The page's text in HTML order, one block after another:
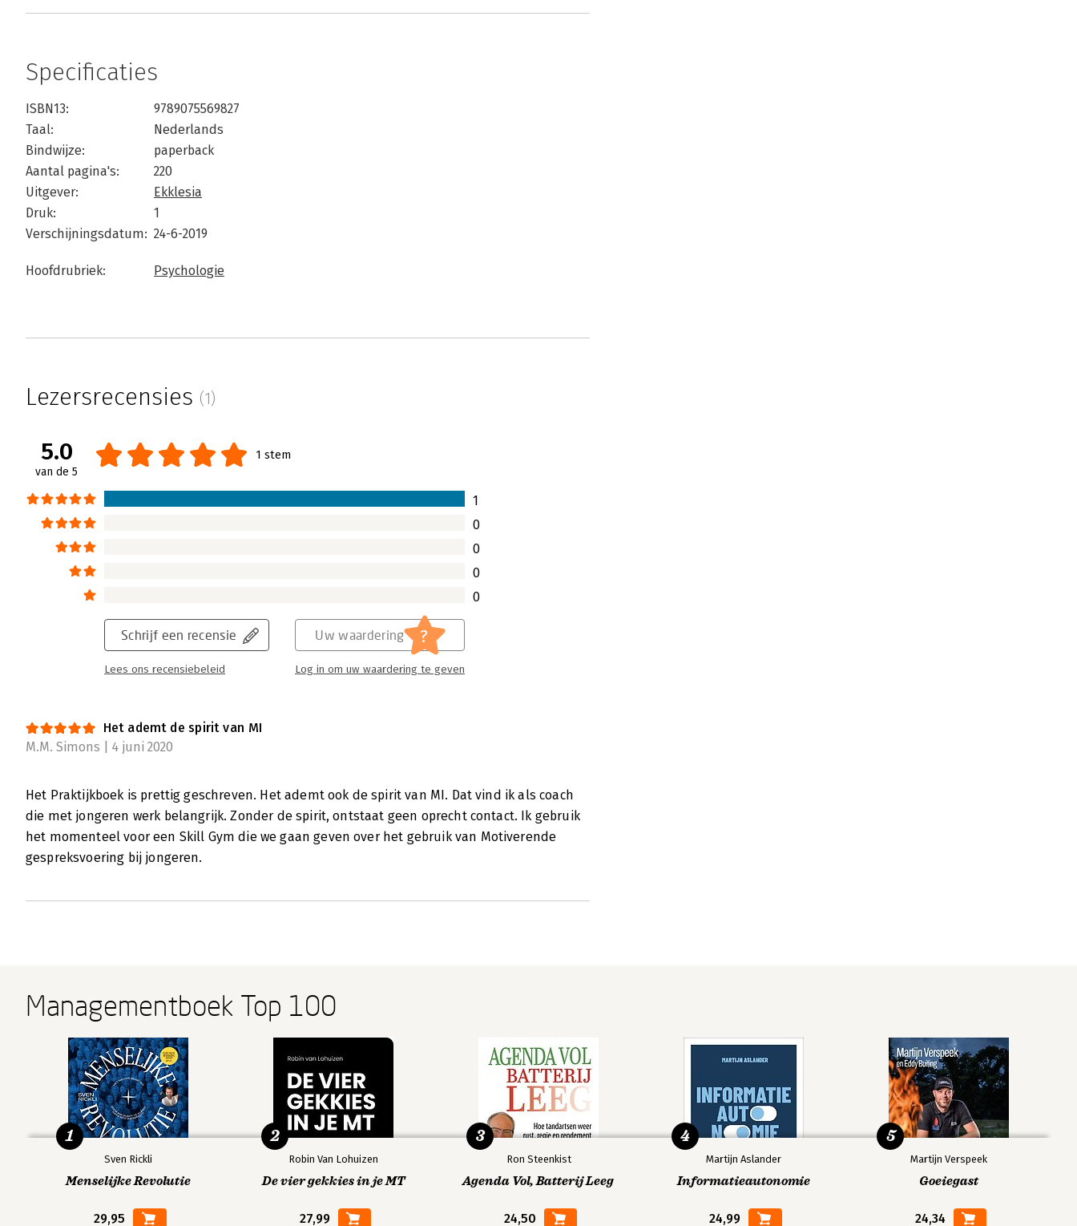
Specificaties
ISBN13:
9789075569827
Taal:
Nederlands
Bindwijze:
paperback
Aantal pagina's:
220
Uitgever:
Ekklesia
Druk:
1
Verschijningsdatum: 24-6-2019
Hoofdrubriek: Psychologie
Lezersrecensies (1)
5.0
van de 5
1 stem
1
0
0
0
0
Schrijf een recensie
Lees ons recensiebeleid
Uw waardering ?
Log in om uw waardering te geven
Het ademt de spirit van MI
M.M. Simons | 4 juni 2020
Het Praktijkboek is prettig geschreven. Het ademt ook de spirit van MI. Dat vind ik als coach
die met jongeren werk belangrijk. Zonder de spirit, ontstaat geen oprecht contact. Ik gebruik
het momenteel voor een Skill Gym die we gaan geven over het gebruik van Motiverende
gespreksvoering bij jongeren.
Managementboek Top 100
Sven Rickli
Menselijke Revolutie
29,95
1
Robin Van Lohuizen
De vier gekkies in je MT
27,99
2
Ron Steenkist
Agenda Vol, Batterij Leeg
24,50
3
Martijn Aslander
Informatieautonomie
24,99
4
Martijn Verspeek
Goeiegast
24,34
5